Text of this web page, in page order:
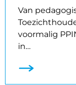
Van
voormalig
in…